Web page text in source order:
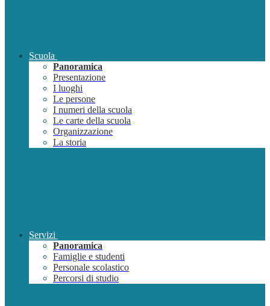
Scuola
Panoramica
Presentazione
I luoghi
Le persone
I numeri della scuola
Le carte della scuola
Organizzazione
La storia
Servizi
Panoramica
Famiglie e studenti
Personale scolastico
Percorsi di studio